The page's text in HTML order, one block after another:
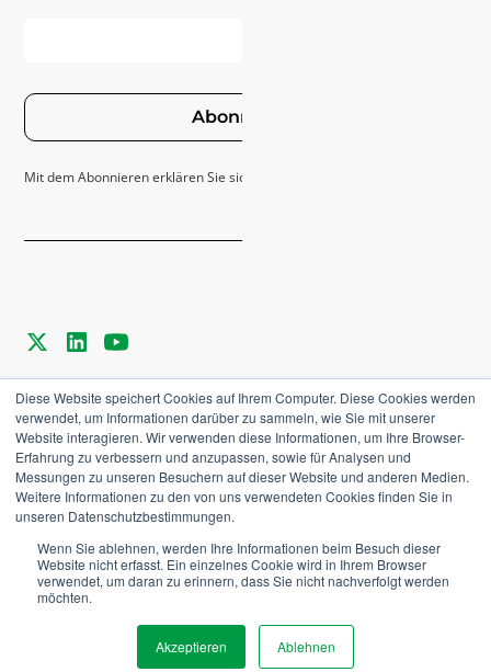
Diese Website speichert Cookies auf Ihrem Computer. Diese Cookies werden
verwendet, um Informationen darüber zu sammeln, wie Sie mit unserer
Website interagieren. Wir verwenden diese Informationen, um Ihre Browser-
Erfahrung zu verbessern und anzupassen, sowie für Analysen und
Messungen zu unseren Besuchern auf dieser Website und anderen Medien.
Weitere Informationen zu den von uns verwendeten Cookies finden Sie in
unseren Datenschutzbestimmungen.
Wenn Sie ablehnen, werden Ihre Informationen beim Besuch dieser
Website nicht erfasst. Ein einzelnes Cookie wird in Ihrem Browser
verwendet, um daran zu erinnern, dass Sie nicht nachverfolgt werden
möchten.
Akzeptieren Ablehnen
Abonnieren
Mit dem Abonnieren erklären Sie sich mit unseren
©2026Agriware. Alle Rechte vorbehalten.
Datenschutzrichtlinie
Allgemeine Geschäftsbedingungen
Cookies-Einstellungen
Karriere